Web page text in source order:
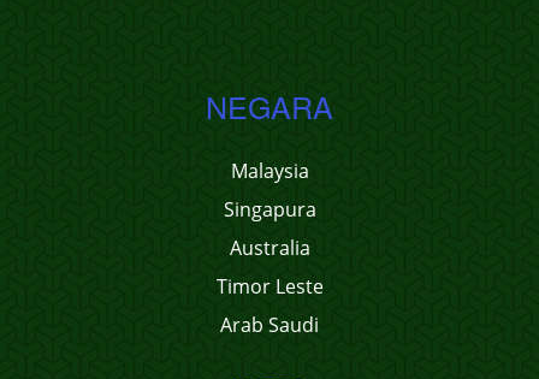
NEGARA
Malaysia
Singapura
Australia
Timor Leste
Arab Saudi